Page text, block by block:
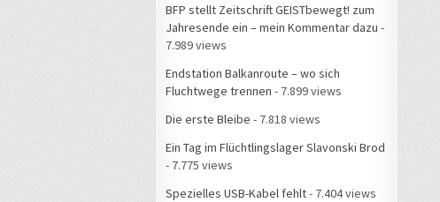
BFP stellt Zeitschrift GEISTbewegt! zum
Jahresende ein – mein Kommentar dazu -
7.989 views
Endstation Balkanroute – wo sich
Fluchtwege trennen - 7.899 views
Die erste Bleibe - 7.818 views
Ein Tag im Flüchtlingslager Slavonski Brod
- 7.775 views
Spezielles USB-Kabel fehlt- 7.404 views